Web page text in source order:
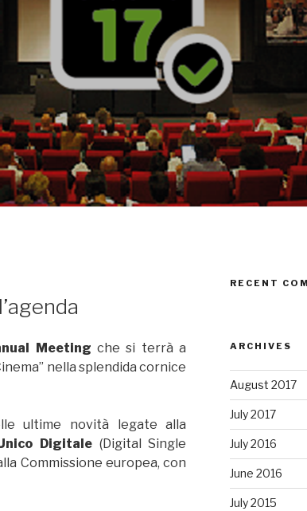
Meeting che si terrà a
nella splendida cornice
ultime novità legate alla
Digitale(Digital Single
Commissione europea, con
RECENT
ARCHIVES
August 2017
July 2017
July 2016
June 2016
July 2015